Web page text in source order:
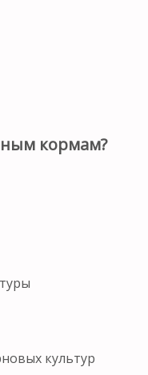
кормам?
культур